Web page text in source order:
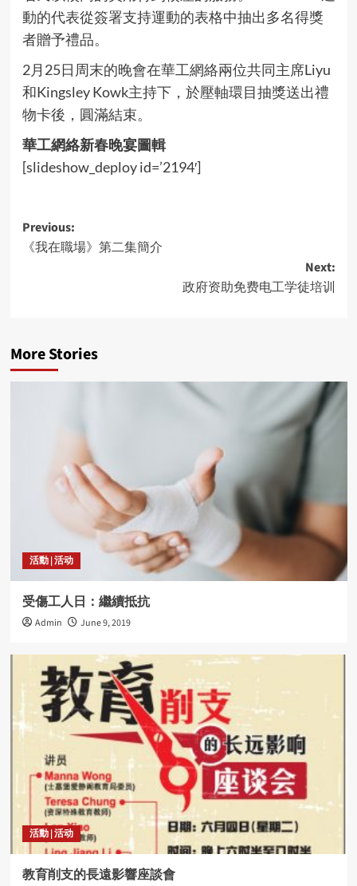
動的代表從簽署支持運動的表格中抽出多名得獎
者贈予禮品。
2月25日周末的晚會在華工網絡兩位共同主席Liyu
和Kingsley Kowk主持下，於壓軸環目抽獎送出禮
物卡後，圓滿結束。
華工網絡新春晚宴圖輯
[slideshow_deploy id=’2194′]
Post
navigation
Previous:
《我在職場》第二集簡介
Next:
政府资助免费电工学徒培训
More Stories
活動 | 活动
受傷工人日：繼續抵抗
Admin June 9, 2019
活動 | 活动
教育削支的長遠影響座談會